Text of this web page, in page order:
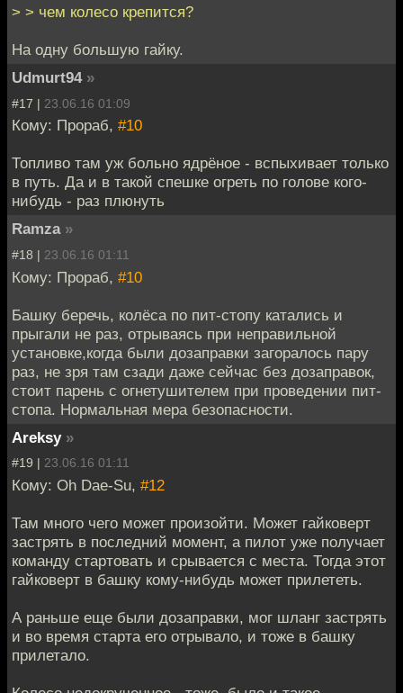
> > чем колесо крепится?
На одну большую гайку.
Udmurt94 »
#17 | 23.06.16 01:09
Кому: Прораб, #10
Топливо там уж больно ядрёное - вспыхивает только
в путь. Да и в такой спешке огреть по голове кого-
нибудь - раз плюнуть
Ramza »
#18 | 23.06.16 01:11
Кому: Прораб, #10
Башку беречь, колёса по пит-стопу катались и
прыгали не раз, отрываясь при неправильной
установке,когда были дозаправки загоралось пару
раз, не зря там сзади даже сейчас без дозаправок,
стоит парень с огнетушителем при проведении пит-
стопа. Нормальная мера безопасности.
Areksy »
#19 | 23.06.16 01:11
Кому: Oh Dae-Su, #12
Там много чего может произойти. Может гайковерт
застрять в последний момент, а пилот уже получает
команду стартовать и срывается с места. Тогда этот
гайковерт в башку кому-нибудь может прилететь.
А раньше еще были дозаправки, мог шланг застрять
и во время старта его отрывало, и тоже в башку
прилетало.